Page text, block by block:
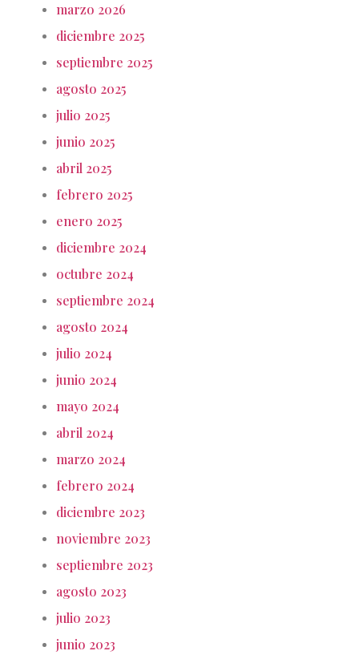
marzo 2026
diciembre 2025
septiembre 2025
agosto 2025
julio 2025
junio 2025
abril 2025
febrero 2025
enero 2025
diciembre 2024
octubre 2024
septiembre 2024
agosto 2024
julio 2024
junio 2024
mayo 2024
abril 2024
marzo 2024
febrero 2024
diciembre 2023
noviembre 2023
septiembre 2023
agosto 2023
julio 2023
junio 2023